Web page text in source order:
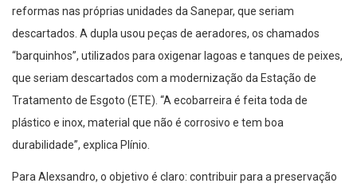
reformas nas próprias unidades da Sanepar, que seriam
descartados. A dupla usou peças de aeradores, os chamados
“barquinhos”, utilizados para oxigenar lagoas e tanques de peixes,
que seriam descartados com a modernização da Estação de
Tratamento de Esgoto (ETE). “A ecobarreira é feita toda de
plástico e inox, material que não é corrosivo e tem boa
durabilidade”, explica Plínio.
Para Alexsandro, o objetivo é claro: contribuir para a preservação